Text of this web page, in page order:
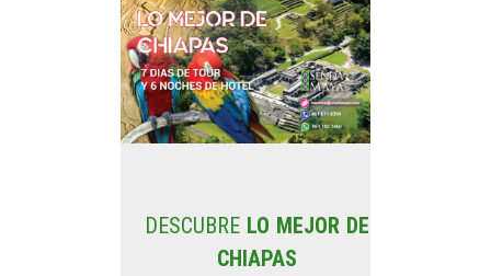
DESCUBRE LO MEJOR DE
CHIAPAS